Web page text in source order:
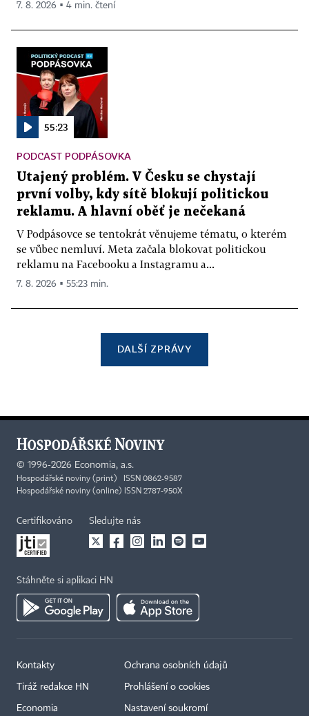
7. 8. 2026 ▪ 4 min. čtení
55:23
PODCAST PODPÁSOVKA
Utajený problém. V Česku se chystají
první volby, kdy sítě blokují politickou
reklamu. A hlavní oběť je nečekaná
V Podpásovce se tentokrát věnujeme tématu, o kterém
se vůbec nemluví. Meta začala blokovat politickou
reklamu na Facebooku a Instagramu a...
7. 8. 2026 ▪ 55:23 min.
DALŠÍ ZPRÁVY
© 1996-2026 Economia, a.s.
Hospodářské noviny (print) ISSN 0862-9587
Hospodářské noviny (online) ISSN 2787-950X
Certifikováno Sledujte nás
Stáhněte si aplikaci HN
Kontakty
Tiráž redakce HN
Economia
Ochrana osobních údajů
Prohlášení o cookies
Nastavení soukromí